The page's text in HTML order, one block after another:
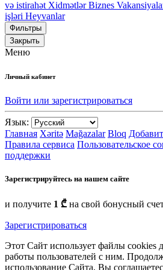
və istirahət Xidmətlər Biznes
işləri Heyvanlar
Фильтры
Закрыть
Меню
Личный кабинет
Войти или зарегистрироваться
Язык:
Главная Xəritə Mağazalar Bloq
Правила сервиса Пользовательское
поддержки
Зарегистрируйтесь на нашем сайте
и получите 1 ₾ на свой бонусный
Зарегистрироваться
Этот Сайт использует файлы cookies
работы пользователей с ним.
использование Сайта, Вы